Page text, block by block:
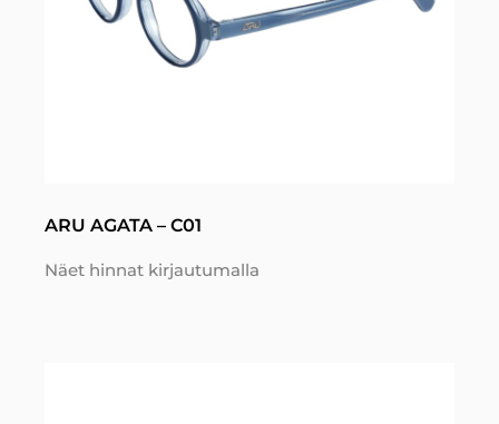
ARU AGATA – C01
Näet hinnat kirjautumalla